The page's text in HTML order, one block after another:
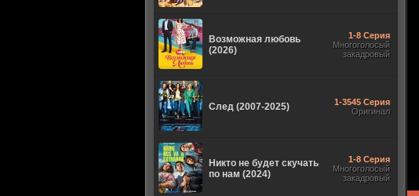
Возможная любовь
(2026)
1-8 Серия
Многоголосый
закадровый
След (2007-2025)
1-3545 Серия
Оригинал
Никто не будет скучать
по нам (2024)
1-8 Серия
Многоголосый
закадровый